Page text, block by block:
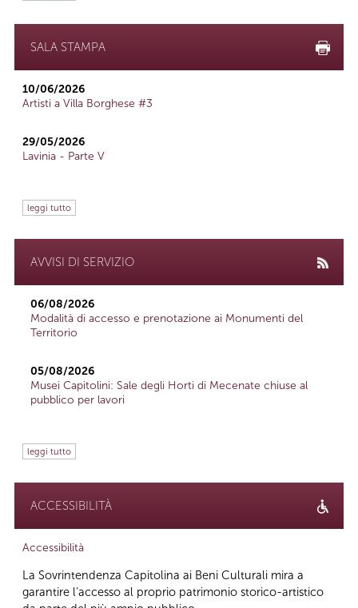
SALA STAMPA
10/06/2026
Artisti a Villa Borghese #3
29/05/2026
Lavinia - Parte V
leggi tutto
AVVISI DI SERVIZIO
06/08/2026
Modalità di accesso e prenotazione ai Monumenti del
Territorio
05/08/2026
Musei Capitolini: Sale degli Horti di Mecenate chiuse al
pubblico per lavori
leggi tutto
ACCESSIBILITÀ
Accessibilità
La Sovrintendenza Capitolina ai Beni Culturali mira a
garantire l’accesso al proprio patrimonio storico-artistico